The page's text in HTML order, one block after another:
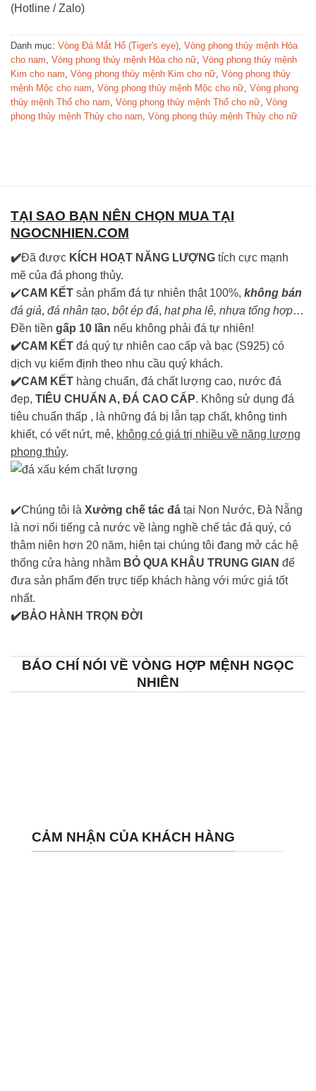
(Hotline / Zalo)
Danh mục: Vòng Đá Mắt Hổ (Tiger's eye), Vòng phong thủy mệnh Hỏa
cho nam, Vòng phong thủy mệnh Hỏa cho nữ, Vòng phong thủy mệnh
Kim cho nam, Vòng phong thủy mệnh Kim cho nữ, Vòng phong thủy
mệnh Mộc cho nam, Vòng phong thủy mệnh Mộc cho nữ, Vòng phong
thủy mệnh Thổ cho nam, Vòng phong thủy mệnh Thổ cho nữ, Vòng
phong thủy mệnh Thủy cho nam, Vòng phong thủy mệnh Thủy cho nữ
TẠI SAO BẠN NÊN CHỌN MUA TẠI
NGOCNHIEN.COM
✔️Đã được KÍCH HOẠT NĂNG LƯỢNG tích cực mạnh
mẽ của đá phong thủy.
✔️CAM KẾT sản phẩm đá tự nhiên thật 100%, không bán
đá giả, đá nhân tạo, bột ép đá, hạt pha lê, nhựa tổng hợp…
Đền tiền gấp 10 lần nếu không phải đá tự nhiên!
✔️CAM KẾT đá quý tự nhiên cao cấp và bạc (S925) có
dịch vụ kiểm định theo nhu cầu quý khách.
✔️CAM KẾT hàng chuẩn, đá chất lượng cao, nước đá
đẹp, TIÊU CHUẨN A, ĐÁ CAO CẤP. Không sử dụng đá
tiêu chuẩn thấp , là những đá bị lẫn tạp chất, không tinh
khiết, có vết nứt, mẻ, không có giá trị nhiều về năng lượng
phong thủy.
✔️Chúng tôi là Xưởng chế tác đá tại Non Nước, Đà Nẵng
là nơi nổi tiếng cả nước về làng nghề chế tác đá quý, có
thâm niên hơn 20 năm, hiện tại chúng tôi đang mở các hệ
thống cửa hàng nhằm BỎ QUA KHÂU TRUNG GIAN để
đưa sản phẩm đến trực tiếp khách hàng với mức giá tốt
nhất.
✔️BẢO HÀNH TRỌN ĐỜI
BÁO CHÍ NÓI VỀ VÒNG HỢP MỆNH NGỌC
NHIÊN
CẢM NHẬN CỦA KHÁCH HÀNG